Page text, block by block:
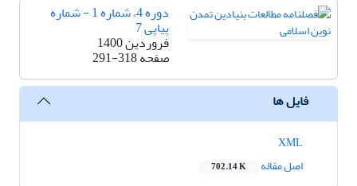
دوره 4، شماره 1 - شماره
پیاپی 7
فروردین 1400
صفحه291-318
فایل ها
اصل مقاله
702.14 K